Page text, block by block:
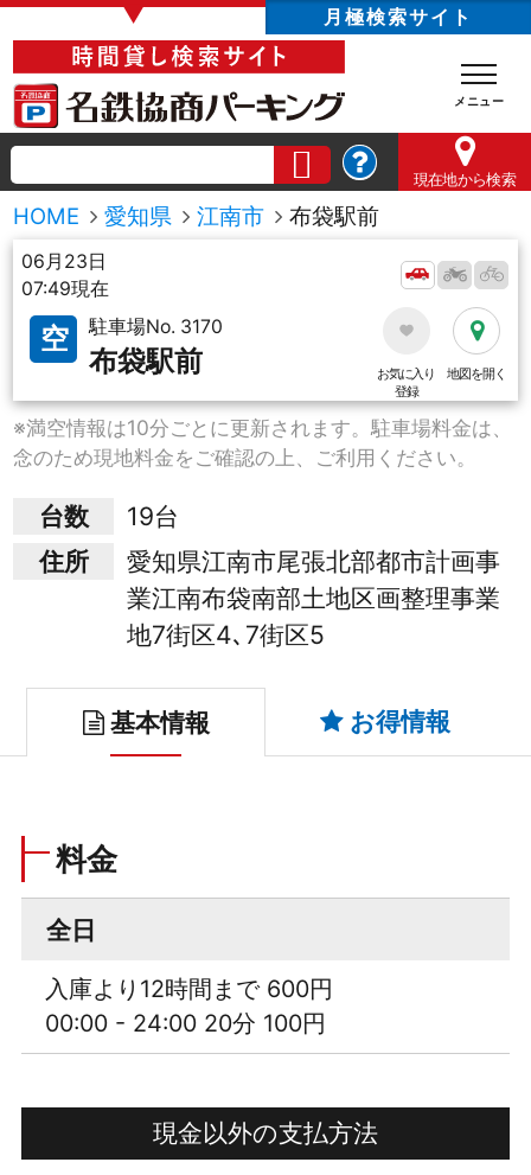
▼ 月極検索サイト
現在地から検索
HOME 愛知県 江南市 布袋駅前
06月23日
07:49現在
空 駐車場No. 3170
布袋駅前
お気に入り
登録
地図を開く
※満空情報は10分ごとに更新されます。駐車場料金は、
念のため現地料金をご確認の上、ご利用ください。
台数
19台
住所
愛知県江南市尾張北部都市計画事
業江南布袋南部土地区画整理事業
地7街区4､7街区5
基本情報 お得情報
料金
全日
入庫より12時間まで 600円
00:00 - 24:00 20分 100円
現金以外の支払方法